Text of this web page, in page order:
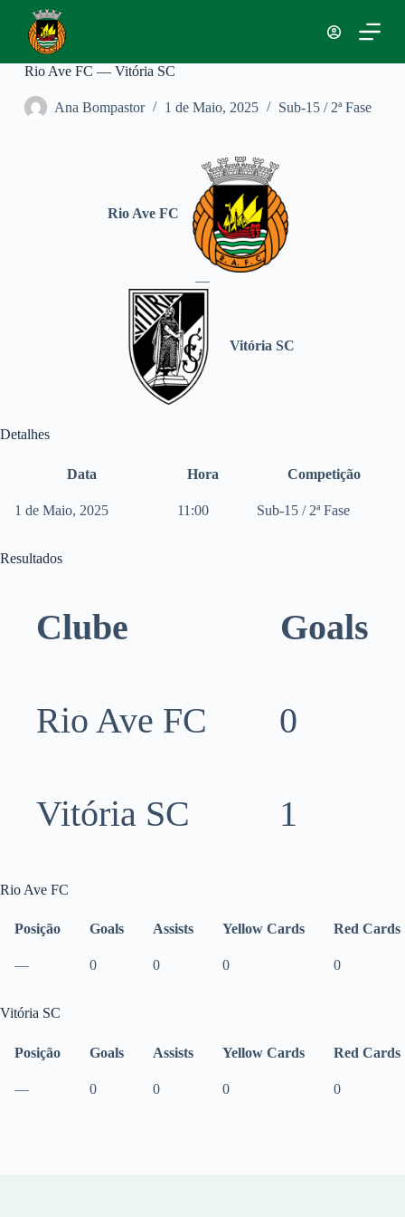
aRio Ave FC — Vitória SC
Ana Bompastor 1 de Maio, 2025 Sub-15 / 2ª Fase
Rio Ave FC
—
Vitória SC
Detalhes
Data Hora Competição
1 de Maio, 2025 11:00 Sub-15 / 2ª Fase
Resultados
Clube Goals
Rio Ave FC 0
Vitória SC 1
Rio Ave FC
Posição Goals Assists Yellow Cards Red Cards
— 0 0 0 0
Vitória SC
Posição Goals Assists Yellow Cards Red Cards
— 0 0 0 0